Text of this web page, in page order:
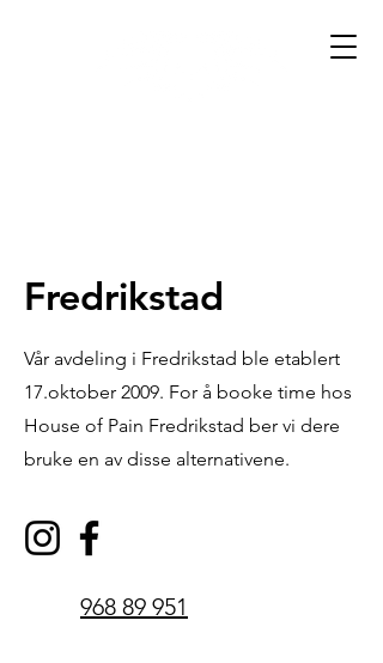
Fredrikstad
Vår avdeling i Fredrikstad ble etablert
17.oktober 2009. For å booke time hos
House of Pain Fredrikstad ber vi dere
bruke en av disse alternativene.
968 89 951